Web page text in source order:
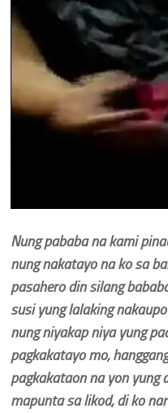
Nung pababa na kami
nung nakatayo na ko sa
pasahero din silang
susi yung lalaking
nung niyakap niya yung
pagkakatayo mo,
pagkakataon na yon yung
mapunta sa likod, di ko